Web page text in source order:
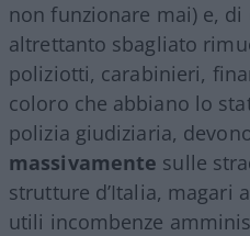
non funzionare mai) e, di
altrettanto sbagliato
poliziotti, carabinieri,
coloro che abbiano lo
polizia giudiziaria,
massivamente sulle
strutture d’Italia, magari
utili incombenze